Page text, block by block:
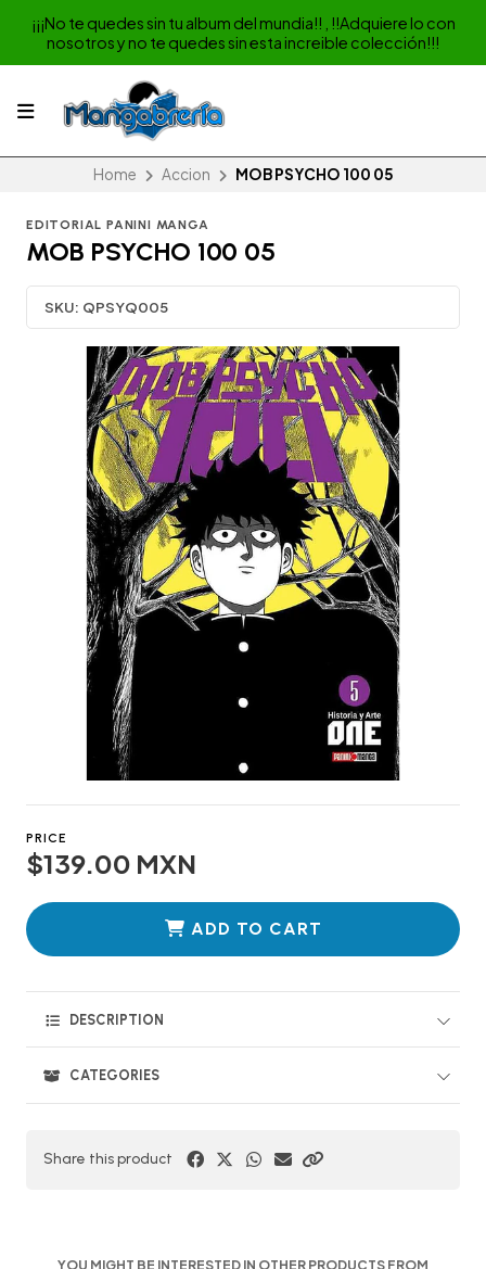
¡¡¡No te quedes sin tu album del mundia!! , !!Adquiere lo con
nosotros y no te quedes sin esta increible colección!!!
Home Accion MOB PSYCHO 100 05
EDITORIAL PANINI MANGA
MOB PSYCHO 100 05
SKU: QPSYQ005
PRICE
$139.00 MXN
ADD TO CART
DESCRIPTION
CATEGORIES
Share this product
YOU MIGHT BE INTERESTED IN OTHER PRODUCTS FROM